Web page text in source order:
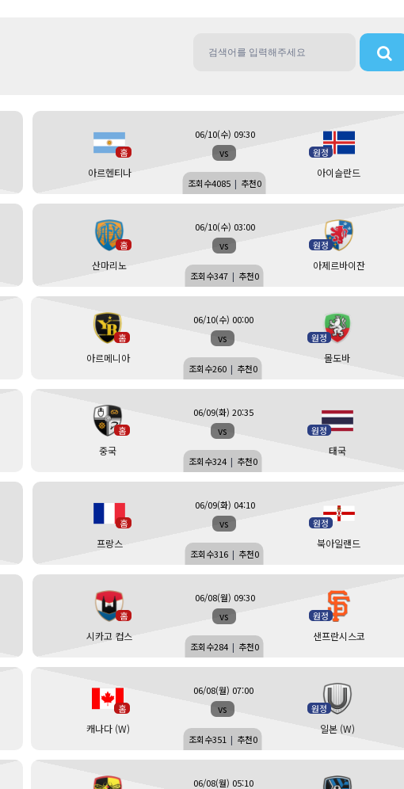
홈
아르헨티나
vs 원정
아이슬란드
06/10(수) 09:30
조회수4085 | 추천0
홈
산마리노
vs 원정
아제르바이잔
06/10(수) 03:00
조회수347 | 추천0
홈
아르메니아
vs 원정
몰도바
06/10(수) 00:00
조회수260 | 추천0
홈
중국
vs 원정
태국
06/09(화) 20:35
조회수324 | 추천0
홈
프랑스
vs 원정
북아일랜드
06/09(화) 04:10
조회수316 | 추천0
홈
시카고 컵스
vs 원정
샌프란시스코
06/08(월) 09:30
조회수284 | 추천0
홈
캐나다 (W)
vs 원정
일본 (W)
06/08(월) 07:00
조회수351 | 추천0
06/08(월) 05:10